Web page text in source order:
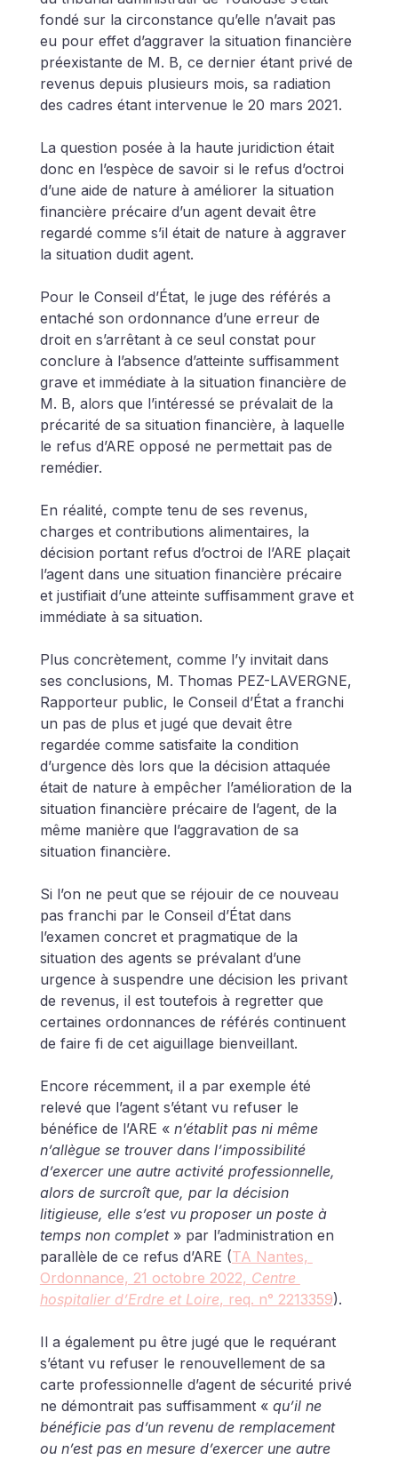
fondé sur la circonstance qu’elle n’avait pas
eu pour effet d’aggraver la situation financière
préexistante de M. B, ce dernier étant privé de
revenus depuis plusieurs mois, sa radiation
des cadres étant intervenue le 20 mars 2021.
La question posée à la haute juridiction était
donc en l’espèce de savoir si le refus d’octroi
d’une aide de nature à améliorer la situation
financière précaire d’un agent devait être
regardé comme s’il était de nature à aggraver
la situation dudit agent.
Pour le Conseil d’État, le juge des référés a
entaché son ordonnance d’une erreur de
droit en s’arrêtant à ce seul constat pour
conclure à l’absence d’atteinte suffisamment
grave et immédiate à la situation financière de
M. B, alors que l’intéressé se prévalait de la
précarité de sa situation financière, à laquelle
le refus d’ARE opposé ne permettait pas de
remédier.
En réalité, compte tenu de ses revenus,
charges et contributions alimentaires, la
décision portant refus d’octroi de l’ARE plaçait
l’agent dans une situation financière précaire
et justifiait d’une atteinte suffisamment grave et
immédiate à sa situation.
Plus concrètement, comme l’y invitait dans
ses conclusions, M. Thomas PEZ-LAVERGNE,
Rapporteur public, le Conseil d’État a franchi
un pas de plus et jugé que devait être
regardée comme satisfaite la condition
d’urgence dès lors que la décision attaquée
était de nature à empêcher l’amélioration de la
situation financière précaire de l’agent, de la
même manière que l’aggravation de sa
situation financière.
Si l’on ne peut que se réjouir de ce nouveau
pas franchi par le Conseil d’État dans
l’examen concret et pragmatique de la
situation des agents se prévalant d’une
urgence à suspendre une décision les privant
de revenus, il est toutefois à regretter que
certaines ordonnances de référés continuent
de faire fi de cet aiguillage bienveillant.
Encore récemment, il a par exemple été
relevé que l’agent s’étant vu refuser le
bénéfice de l’ARE « n’établit pas ni même
n’allègue se trouver dans l’impossibilité
d’exercer une autre activité professionnelle,
alors de surcroît que, par la décision
litigieuse, elle s’est vu proposer un poste à
temps non complet » par l’administration en
parallèle de ce refus d’ARE (TA Nantes,
Ordonnance, 21 octobre 2022, Centre
hospitalier d’Erdre et Loire, req. n° 2213359).
Il a également pu être jugé que le requérant
s’étant vu refuser le renouvellement de sa
carte professionnelle d’agent de sécurité privé
ne démontrait pas suffisamment « qu’il ne
bénéficie pas d’un revenu de remplacement
ou n’est pas en mesure d’exercer une autre